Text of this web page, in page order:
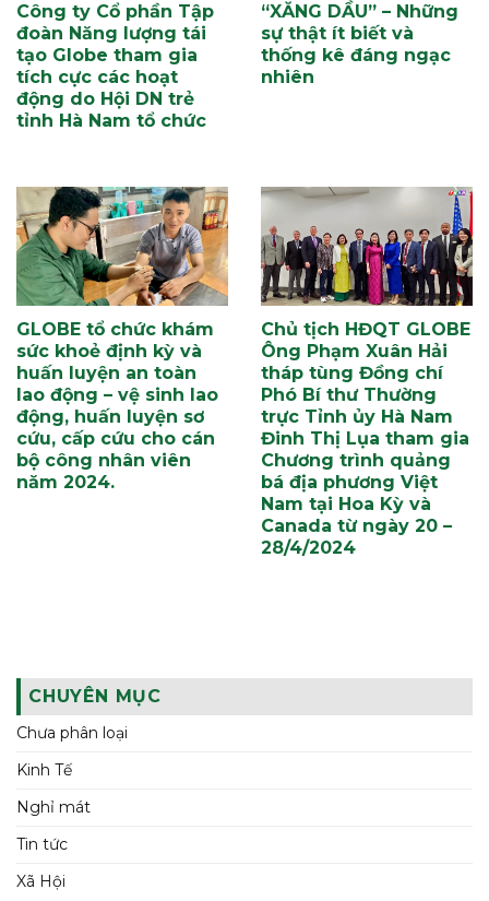
Công ty Cổ phần Tập
đoàn Năng lượng tái
tạo Globe tham gia
tích cực các hoạt
động do Hội DN trẻ
tỉnh Hà Nam tổ chức
“XĂNG DẦU” – Những
sự thật ít biết và
thống kê đáng ngạc
nhiên
GLOBE tổ chức khám
sức khoẻ định kỳ và
huấn luyện an toàn
lao động – vệ sinh lao
động, huấn luyện sơ
cứu, cấp cứu cho cán
bộ công nhân viên
năm 2024.
Chủ tịch HĐQT GLOBE
Ông Phạm Xuân Hải
tháp tùng Đồng chí
Phó Bí thư Thường
trực Tỉnh ủy Hà Nam
Đinh Thị Lụa tham gia
Chương trình quảng
bá địa phương Việt
Nam tại Hoa Kỳ và
Canada từ ngày 20 –
28/4/2024
CHUYÊN MỤC
Chưa phân loại
Kinh Tế
Nghỉ mát
Tin tức
Xã Hội